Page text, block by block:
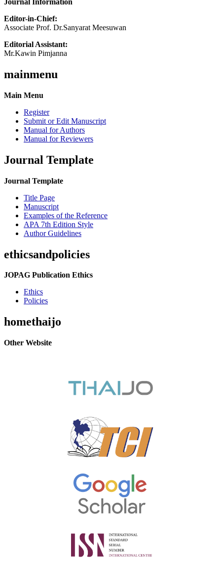
Journal Information
Editor-in-Chief:
Associate Prof. Dr.Sanyarat Meesuwan
Editorial Assistant:
Mr.Kawin Pimjanna
mainmenu
Main Menu
Register
Submit or Edit Manuscript
Manual for Authors
Manual for Reviewers
Journal Template
Journal Template
Title Page
Manuscript
Examples of the Reference
APA 7th Edition Style
Author Guidelines
ethicsandpolicies
JOPAG Publication Ethics
Ethics
Policies
homethaijo
Other Website